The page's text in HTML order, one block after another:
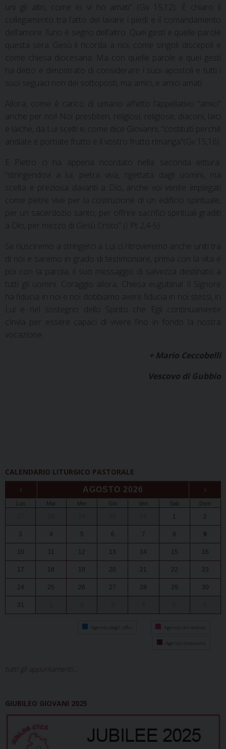
uni gli altri, come io vi ho amati” (Gv 15,12). È chiaro il
collegamento tra l’atto del lavare i piedi e il comandamento
dell’amore: l’uno è segno dell’altro. Quei gesti e quelle parole
questa sera Gesù li ricorda a noi, come singoli discepoli e
come chiesa diocesana. Ma con quelle parole e quei gesti
ha detto e dimostrato di considerare i suoi apostoli e tutti i
suoi seguaci non dei sottoposti, ma amici, e amici amati.
Allora, come è carico di umano affetto l’appellativo “amici”
anche per noi! Noi presbiteri, religiosi, religiose, diaconi, laici
e laiche, da Lui scelti e, come dice Giovanni, “costituiti perché
andiate e portiate frutto e il vostro frutto rimanga”(Gv 15,16).
E Pietro ci ha appena ricordato nella seconda lettura:
“stringendovi a lui, pietra viva, rigettata dagli uomini, ma
scelta e preziosa davanti a Dio, anche voi venite impiegati
come pietre vive per la costruzione di un edificio spirituale,
per un sacerdozio santo, per offrire sacrifici spirituali graditi
a Dio, per mezzo di Gesù Cristo” (I Pt 2,4-5).
Se riusciremo a stringerci a Lui ci ritroveremo anche uniti tra
di noi e saremo in grado di testimoniare, prima con la vita e
poi con la parola, il suo messaggio di salvezza destinato a
tutti gli uomini. Coraggio allora, Chiesa eugubina! Il Signore
ha fiducia in noi e noi dobbiamo avere fiducia in noi stessi, in
Lui e nel sostegno dello Spirito che Egli continuamente
c’invia per essere capaci di vivere fino in fondo la nostra
vocazione.
+ Mario Ceccobelli
Vescovo di Gubbio
CALENDARIO LITURGICO PASTORALE
‹ AGOSTO 2026 ›
Lun Mar Mer Gio Ven Sab Dom
1 2
3 4 5 6 7 8 9
10 11 12 13 14 15 16
17 18 19 20 21 22 23
24 25 26 27 28 29 30
31
Agenda degli uffici Agenda del vescovo
Agenda diocesana
tutti gli appuntamenti...
GIUBILEO GIOVANI 2025